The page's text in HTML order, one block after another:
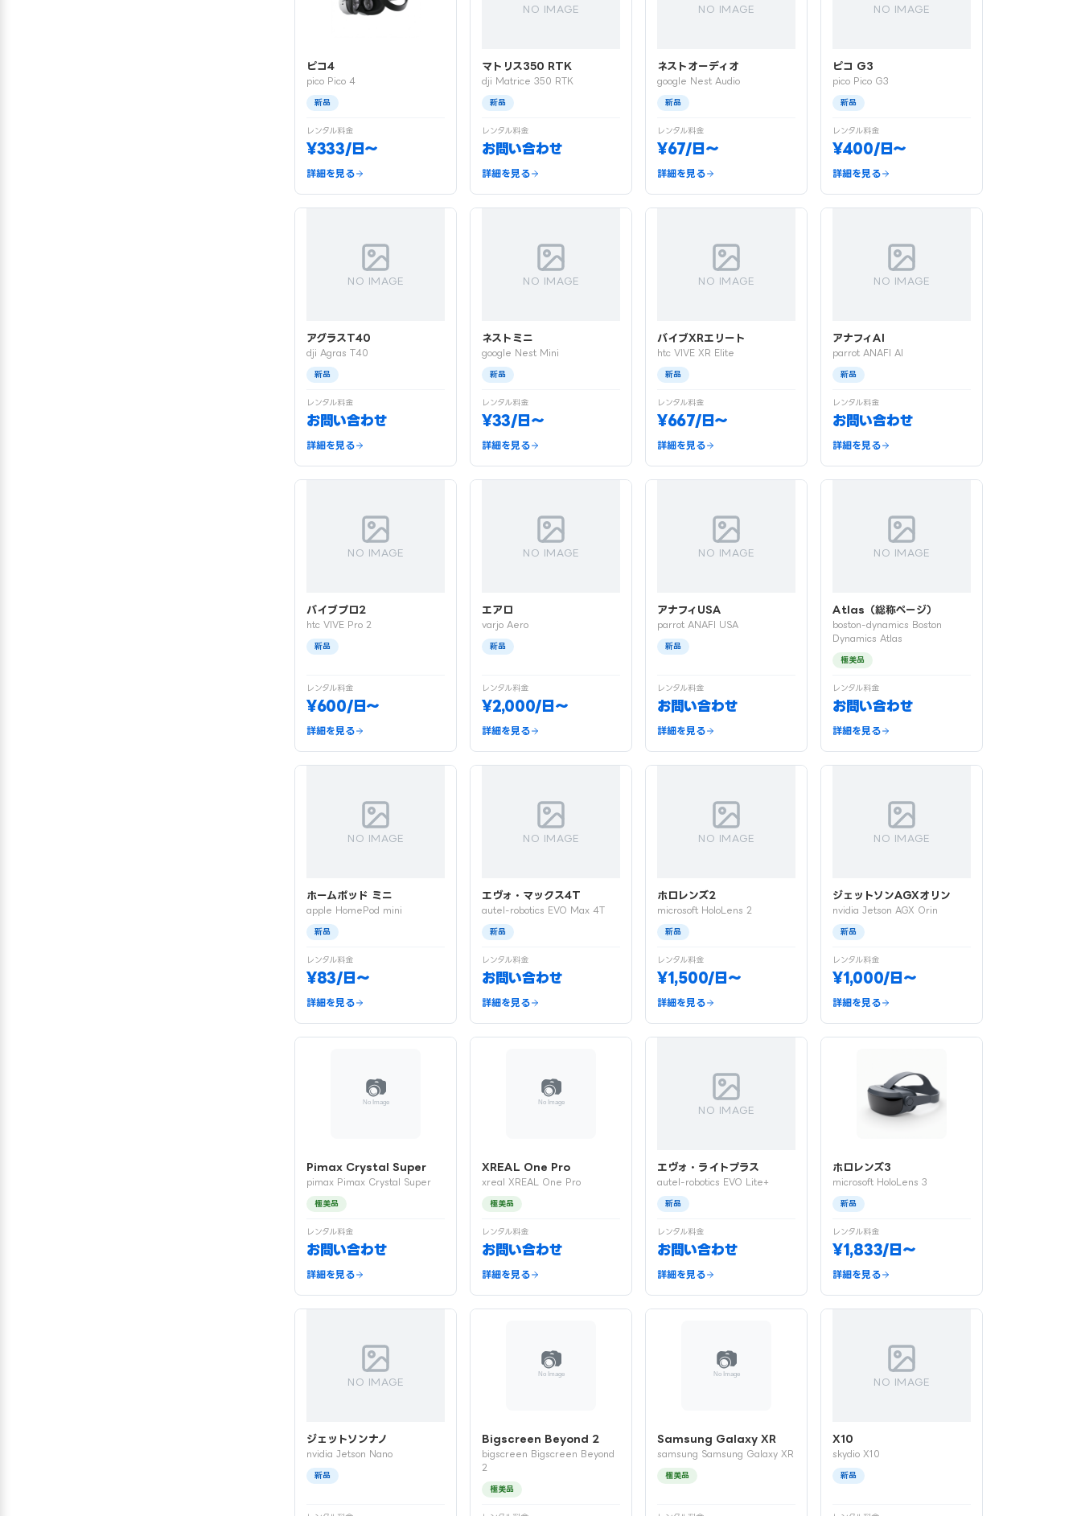
ピコ4
pico Pico 4
新品
レンタル料金
¥333/日〜
詳細を見る
NO IMAGE
マトリス350 RTK
dji Matrice 350 RTK
新品
レンタル料金
お問い合わせ
詳細を見る
NO IMAGE
ネストオーディオ
google Nest Audio
新品
レンタル料金
¥67/日〜
詳細を見る
NO IMAGE
ピコ G3
pico Pico G3
新品
レンタル料金
¥400/日〜
詳細を見る
NO IMAGE
アグラスT40
dji Agras T40
新品
レンタル料金
お問い合わせ
詳細を見る
NO IMAGE
ネストミニ
google Nest Mini
新品
レンタル料金
¥33/日〜
詳細を見る
NO IMAGE
バイブXRエリート
htc VIVE XR Elite
新品
レンタル料金
¥667/日〜
詳細を見る
NO IMAGE
アナフィAI
parrot ANAFI AI
新品
レンタル料金
お問い合わせ
詳細を見る
NO IMAGE
バイブプロ2
htc VIVE Pro 2
新品
レンタル料金
¥600/日〜
詳細を見る
NO IMAGE
エアロ
varjo Aero
新品
レンタル料金
¥2,000/日〜
詳細を見る
NO IMAGE
アナフィUSA
parrot ANAFI USA
新品
レンタル料金
お問い合わせ
詳細を見る
NO IMAGE
Atlas（総称ページ）
boston-dynamics Boston
Dynamics Atlas
極美品
レンタル料金
お問い合わせ
詳細を見る
NO IMAGE
ホームポッド ミニ
apple HomePod mini
新品
レンタル料金
¥83/日〜
詳細を見る
NO IMAGE
エヴォ・マックス4T
autel-robotics EVO Max 4T
新品
レンタル料金
お問い合わせ
詳細を見る
NO IMAGE
ホロレンズ2
microsoft HoloLens 2
新品
レンタル料金
¥1,500/日〜
詳細を見る
NO IMAGE
ジェットソンAGXオリン
nvidia Jetson AGX Orin
新品
レンタル料金
¥1,000/日〜
詳細を見る
Pimax Crystal Super
pimax Pimax Crystal Super
極美品
レンタル料金
お問い合わせ
詳細を見る
XREAL One Pro
xreal XREAL One Pro
極美品
レンタル料金
お問い合わせ
詳細を見る
NO IMAGE
エヴォ・ライトプラス
autel-robotics EVO Lite+
新品
レンタル料金
お問い合わせ
詳細を見る
ホロレンズ3
microsoft HoloLens 3
新品
レンタル料金
¥1,833/日〜
詳細を見る
NO IMAGE
ジェットソンナノ
nvidia Jetson Nano
新品
Bigscreen Beyond 2
bigscreen Bigscreen Beyond
2
極美品
Samsung Galaxy XR
samsung Samsung Galaxy XR
極美品
NO IMAGE
X10
skydio X10
新品